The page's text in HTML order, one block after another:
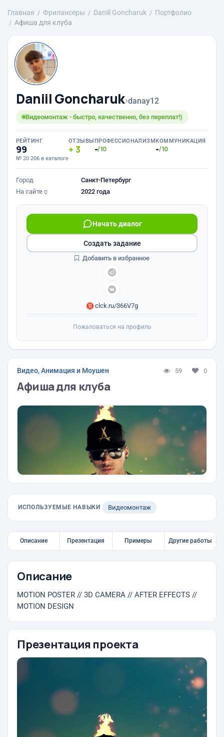
Главная Фрилансеры Daniil Goncharuk
Портфолио
Афиша для клуба
Daniil Goncharuk›danay12
Видеомонтаж - быстро, качественно, без переплат!)
РЕЙТИНГ
99
№ 20 206 в каталоге
ОТЗЫВЫ
3
ПРОФЕССИОНАЛИЗМ
-/10
КОММУНИКАЦИЯ
-/10
Город
Санкт-Петербург
На сайте с
2022 года
Начать диалог
clck.ru/366V7g
Создать задание
Добавить в избранное
Пожаловаться на профиль
Видео, Анимация и Моушен 59 0
Афиша для клуба
ИСПОЛЬЗУЕМЫЕ НАВЫКИ Видеомонтаж
Описание Презентация Примеры Другие работы
Описание
MOTION POSTER // 3D CAMERA // AFTER EFFECTS //
MOTION DESIGN
Презентация проекта